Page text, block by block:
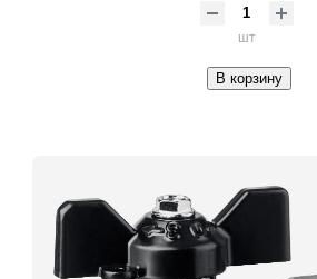
шт
В корзину